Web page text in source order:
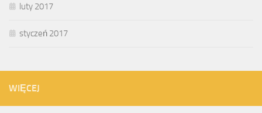
luty 2017
styczeń 2017
WIĘCEJ